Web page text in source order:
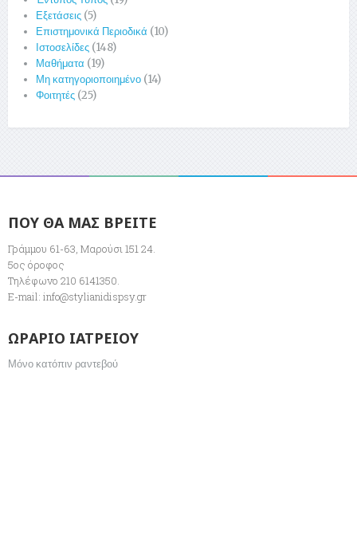
Εξετάσεις (5)
Επιστημονικά Περιοδικά (10)
Ιστοσελίδες (148)
Μαθήματα (19)
Μη κατηγοριοποιημένο (14)
Φοιτητές (25)
ΠΟΥ ΘΑ ΜΑΣ ΒΡΕΙΤΕ
Γράμμου 61-63, Μαρούσι 151 24.
5ος όροφος
Τηλέφωνο 210 6141350.
E-mail: info@stylianidispsy.gr
ΩΡΑΡΙΟ ΙΑΤΡΕΙΟΥ
Μόνο κατόπιν ραντεβού